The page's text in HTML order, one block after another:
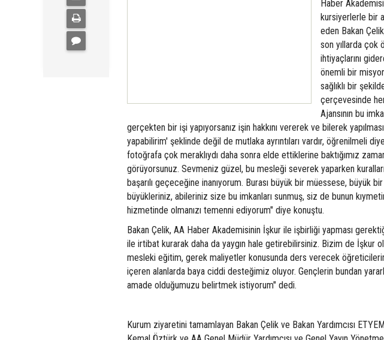
Haber
kursiyerlerle bir
eden Bakan
son yıllarda çok
ihtiyaçlarını
önemli bir
sağlıklı bir
çerçevesinde
Ajansının bu
gerçekten bir işi yapıyorsanız işin hakkını vererek ve bilerek
yapabilirim' şeklinde değil de mutlaka ayrıntıları vardır, öğrenilmeli
fotoğrafa çok meraklıydı daha sonra elde ettiklerine baktığımız
görüyorsunuz. Sevmeniz güzel, bu mesleği severek yaparken
başarılı geçeceğine inanıyorum. Burası büyük bir müessese, büyük
büyükleriniz, abileriniz size bu imkanları sunmuş, siz de bunun
hizmetinde olmanızı temenni ediyorum" diye konuştu.
Bakan Çelik, AA Haber Akademisinin İşkur ile işbirliği yapması
ile irtibat kurarak daha da yaygın hale getirebilirsiniz. Bizim de İşkur
mesleki eğitim, gerek maliyetler konusunda ders verecek
içeren alanlarda baya ciddi desteğimiz oluyor. Gençlerin bundan
amade olduğumuzu belirtmek istiyorum" dedi.
Kurum ziyaretini tamamlayan Bakan Çelik ve Bakan Yardımcısı